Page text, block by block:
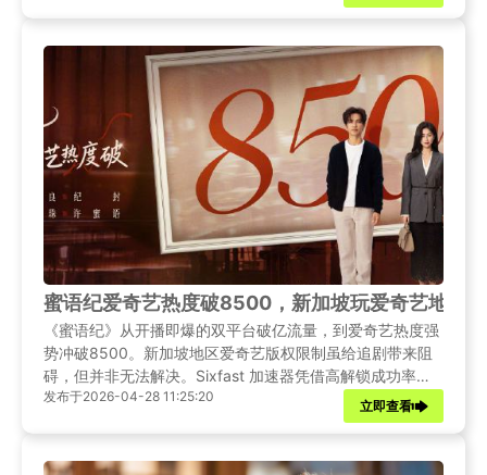
蜜语纪爱奇艺热度破8500，新加坡玩爱奇艺地区
《蜜语纪》从开播即爆的双平台破亿流量，到爱奇艺热度强
势冲破8500。新加坡地区爱奇艺版权限制虽给追剧带来阻
碍，但并非无法解决。Sixfast 加速器凭借高解锁成功率、
极速稳定的网络体验的优势，成为新加坡海外党解锁爱奇
发布于2026-04-28 11:25:20
立即查看